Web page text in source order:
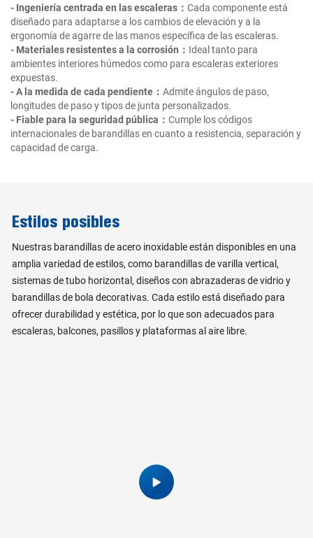
- Ingeniería centrada en las escaleras： Cada componente está
diseñado para adaptarse a los cambios de elevación y a la
ergonomía de agarre de las manos específica de las escaleras.
- Materiales resistentes a la corrosión： Ideal tanto para
ambientes interiores húmedos como para escaleras exteriores
expuestas.
- A la medida de cada pendiente： Admite ángulos de paso,
longitudes de paso y tipos de junta personalizados.
- Fiable para la seguridad pública： Cumple los códigos
internacionales de barandillas en cuanto a resistencia, separación y
capacidad de carga.
Estilos posibles
Nuestras barandillas de acero inoxidable están disponibles en una
amplia variedad de estilos, como barandillas de varilla vertical,
sistemas de tubo horizontal, diseños con abrazaderas de vidrio y
barandillas de bola decorativas. Cada estilo está diseñado para
ofrecer durabilidad y estética, por lo que son adecuados para
escaleras, balcones, pasillos y plataformas al aire libre.